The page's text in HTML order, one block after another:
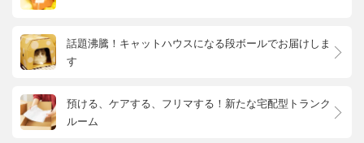
話題沸騰！キャットハウスになる段ボールでお届けしま
す
預ける、ケアする、フリマする！新たな宅配型トランク
ルーム